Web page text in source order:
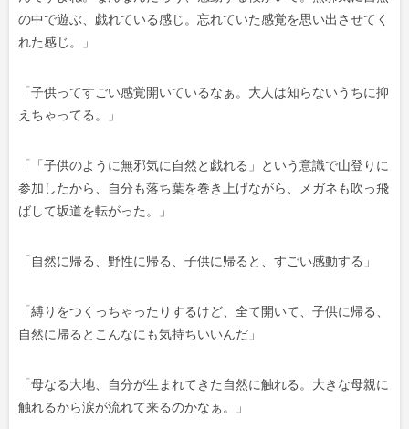
の中で遊ぶ、戯れている感じ。忘れていた感覚を思い出させてく
れた感じ。」
「子供ってすごい感覚開いているなぁ。大人は知らないうちに抑
えちゃってる。
」
「 「子供のように無邪気に自然と戯れる」という意識で山登りに
参加したから、自分も落ち葉を巻き上げながら、メガネも吹っ飛
ばして坂道を転がった。」
「自然に帰る、野性に帰る、子供に帰ると、すごい感動する」
「縛りをつくっちゃったりするけど、全て開いて、子供に帰る、
自然に帰るとこんなにも気持ちいいんだ 」
「母なる大地、自分が生まれてきた自然に触れる。大きな母親に
触れるから涙が流れて来るのかなぁ。
」